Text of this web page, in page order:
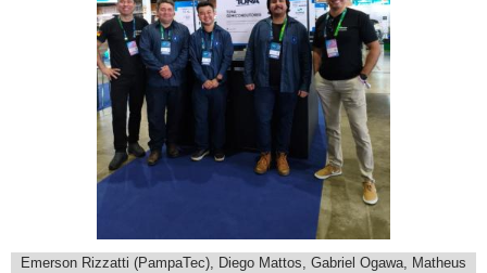
Emerson Rizzatti (PampaTec), Diego Mattos, Gabriel Ogawa, Matheus